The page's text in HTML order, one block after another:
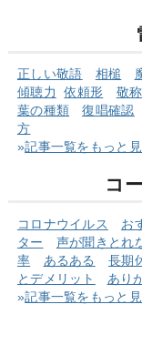
正しい敬語 相槌
傾聴力
依頼形 敬称
葉の種類 復唱確認
方
»記事一覧をもっと
コ
コロナウイルス お
ター
声が聞きとれ
率
あるある 長期
とデメリット
あり
»記事一覧をもっと